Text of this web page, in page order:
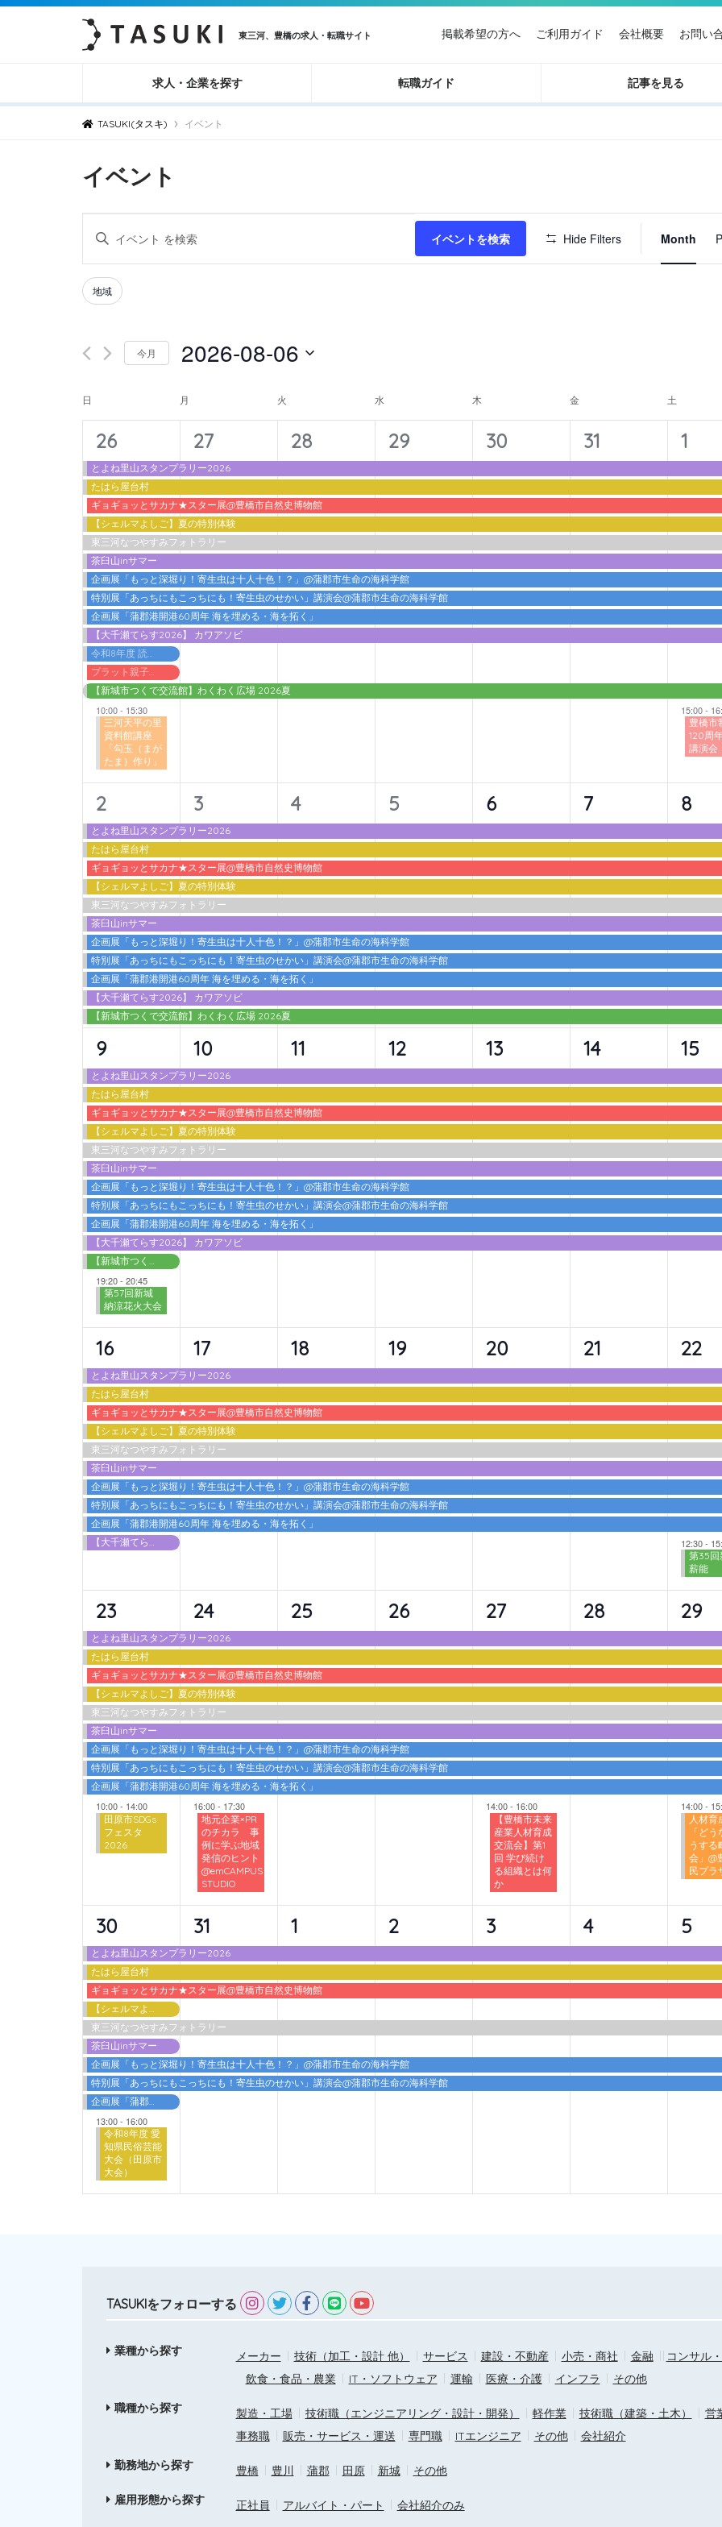
東三河、豊橋の求人・転職サイト 掲載希望の方へ ご利用ガイド 会社概要 お問い
求人・企業を探す 転職ガイド 記事を見る
TASUKI(タスキ) › イベント
イベント
イ
ベ
ン
ト
検
し
て
ナ
ビ
ゲ
ー
シ
ョ
ン
を
表
示
ワ
ー
を
く
だ
さ
い。
キ
ー
ワ
ー
ド
で
イ
索
し
ま
す。
イベントを検索 Hide Filters
ベ
ン
ョ
ン
Month
Filters
Changing
any
the
inputs
will
cause
the
list
of
events
to
refresh
with
the
filtered
results.
地域
今月 2026-08-06
付
を
択
イ
ベ
ン
ト
の
カ
レ
ン
ダ
ー
日 月 火 水 木 金 土
14
イ
ベ
ン
ト,
26
とよね里山スタンプラリー2026
たはら屋台村
ギョギョッとサカナ★スター展@豊橋市自然史博物館
【シェルマよしご】夏の特別体験
東三河なつやすみフォトラリー
茶臼山inサマー
企画展「もっと深堀り！寄生虫は十人十色！？」@蒲郡市生命の海科学館
特別展「あっちにもこっちにも！寄生虫のせかい」講演会@蒲郡市生命の海科学館
企画展「蒲郡港開港60周年 海を埋める・海を拓く」
【大千瀬てらす2026】 カワアソビ
令和8年度 読書感想文書いちゃうデー@蒲郡市立図書館
プラット親子わくわくプログラム2026 アガット＆アドリアン『ノ．ルム －ふたりのバランス－』
【新城市つくで交流館】わくわく広場 2026夏
10:00- 15:30
三河天平の里
資料館講座
「勾玉（まが
たま）作り」
11
イ
ベ
ン
ト,
27
11
イ
ベ
ン
ト,
28
11
イ
ベ
ン
ト,
29
11
イ
ベ
ン
ト,
30
11
イ
ベ
ン
ト,
31
12
イ
ベ
ン
ト,
1
15:00-
豊橋市
120周
講演会
11
イ
ベ
ン
ト,
2
とよね里山スタンプラリー2026
たはら屋台村
ギョギョッとサカナ★スター展@豊橋市自然史博物館
【シェルマよしご】夏の特別体験
東三河なつやすみフォトラリー
茶臼山inサマー
企画展「もっと深堀り！寄生虫は十人十色！？」@蒲郡市生命の海科学館
特別展「あっちにもこっちにも！寄生虫のせかい」講演会@蒲郡市生命の海科学館
企画展「蒲郡港開港60周年 海を埋める・海を拓く」
【大千瀬てらす2026】 カワアソビ
【新城市つくで交流館】わくわく広場 2026夏
11
イ
ベ
ン
ト,
3
11
イ
ベ
ン
ト,
4
11
イ
ベ
ン
ト,
5
11
イ
ベ
ン
ト,
6
11
イ
ベ
ン
ト,
7
11
イ
ベ
ン
ト,
8
12
イ
ベ
ン
ト,
9
とよね里山スタンプラリー2026
たはら屋台村
ギョギョッとサカナ★スター展@豊橋市自然史博物館
【シェルマよしご】夏の特別体験
東三河なつやすみフォトラリー
茶臼山inサマー
企画展「もっと深堀り！寄生虫は十人十色！？」@蒲郡市生命の海科学館
特別展「あっちにもこっちにも！寄生虫のせかい」講演会@蒲郡市生命の海科学館
企画展「蒲郡港開港60周年 海を埋める・海を拓く」
【大千瀬てらす2026】 カワアソビ
【新城市つくで交流館】わくわく広場 2026夏
19:20- 20:45
第57回新城
納涼花火大会
10
イ
ベ
ン
ト,
10
10
イ
ベ
ン
ト,
11
10
イ
ベ
ン
ト,
12
10
イ
ベ
ン
ト,
13
10
イ
ベ
ン
ト,
14
10
イ
ベ
ン
ト,
15
10
イ
ベ
ン
ト,
16
とよね里山スタンプラリー2026
たはら屋台村
ギョギョッとサカナ★スター展@豊橋市自然史博物館
【シェルマよしご】夏の特別体験
東三河なつやすみフォトラリー
茶臼山inサマー
企画展「もっと深堀り！寄生虫は十人十色！？」@蒲郡市生命の海科学館
特別展「あっちにもこっちにも！寄生虫のせかい」講演会@蒲郡市生命の海科学館
企画展「蒲郡港開港60周年 海を埋める・海を拓く」
【大千瀬てらす2026】 カワアソビ
9
イ
ベ
ン
ト,
17
9
イ
ベ
ン
ト,
18
9
イ
ベ
ン
ト,
19
9
イ
ベ
ン
ト,
20
9
イ
ベ
ン
ト,
21
10
イ
ベ
ン
ト,
22
12:30-
第35回
薪能
10
イ
ベ
ン
ト,
23
とよね里山スタンプラリー2026
たはら屋台村
ギョギョッとサカナ★スター展@豊橋市自然史博物館
【シェルマよしご】夏の特別体験
東三河なつやすみフォトラリー
茶臼山inサマー
企画展「もっと深堀り！寄生虫は十人十色！？」@蒲郡市生命の海科学館
特別展「あっちにもこっちにも！寄生虫のせかい」講演会@蒲郡市生命の海科学館
企画展「蒲郡港開港60周年 海を埋める・海を拓く」
10:00- 14:00
田原市SDGs
フェスタ
2026
10
イ
ベ
ン
ト,
24
16:00- 17:30
地元企業×PR
のチカラ 事
例に学ぶ地域
発信のヒント
@emCAMPUS
STUDIO
9
イ
ベ
ン
ト,
25
9
イ
ベ
ン
ト,
26
10
イ
ベ
ン
ト,
27
14:00- 16:00
【豊橋市未来
産業人材育成
交流会】第1
回 学び続け
る組織とは何
か
9
イ
ベ
ン
ト,
28
10
イ
ベ
ン
ト,
29
14:00-
人材育
「ど
うする
会」@
民プラ
10
イ
ベ
ン
ト,
30
とよね里山スタンプラリー2026
たはら屋台村
ギョギョッとサカナ★スター展@豊橋市自然史博物館
東三河なつやすみフォトラリー
茶臼山inサマー
企画展「もっと深堀り！寄生虫は十人十色！？」@蒲郡市生命の海科学館
特別展「あっちにもこっちにも！寄生虫のせかい」講演会@蒲郡市生命の海科学館
13:00- 16:00
令和8年度 愛
知県民俗芸能
大会（田原市
大会）
6
イ
ベ
ト,
31
6
イ
ベ
ト,
1
6
イ
ベ
ト,
2
6
イ
ベ
ト,
3
6
イ
ベ
ト,
4
6
イ
ベ
ト,
5
TASUKIをフォローする
業種から探す メーカー 技術（加工・設計 他） サービス 建設・不動産 小売・商社 金融
コンサル
飲食・食品・農業
IT・ソフトウェア 運輸 医療・介護 インフラ
その他
職種から探す
製造・工場 技術職（エンジニアリング・設計・開発） 軽作業 技術職（建築・土木）
営
事務職
販売・サービス・運送 専門職 ITエンジニア その他
会社紹介
勤務地から探す
豊橋 豊川 蒲郡 田原 新城
その他
雇用形態から探す
正社員 アルバイト・パート
会社紹介のみ